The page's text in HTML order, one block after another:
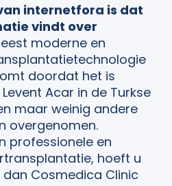
internetfora is dat
vindt over
moderne en
doordat het is
Acar in de Turkse
maar weinig andere
overgenomen.
professionele en
hoeft u
Cosmedica Clinic